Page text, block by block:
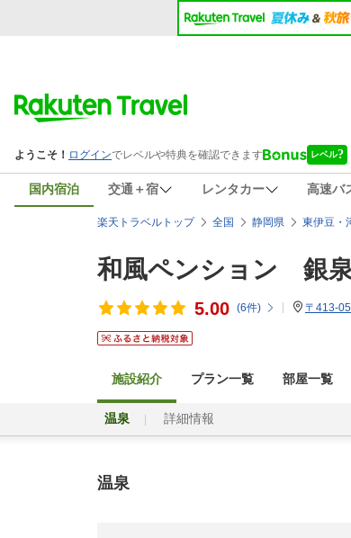
国内宿泊 交通＋宿 レンタカー 高速バ
楽天トラベルトップ 全国 静岡県 東伊豆・
和風ペンション 銀
5.00 (6件) 〒413-
施設紹介 プラン一覧 部屋一覧
温泉 詳細情報
温泉